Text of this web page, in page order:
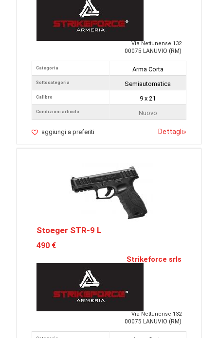
Via Nettunense 132
00075 LANUVIO (RM)
Categoria
Sottocategoria
Calibro
Condizioni articolo
Arma Corta
Semiautomatica
9 x 21
Nuovo
aggiungi a preferiti Dettagli»
Stoeger STR-9 L
490 €
Strikeforce srls
Via Nettunense 132
00075 LANUVIO (RM)